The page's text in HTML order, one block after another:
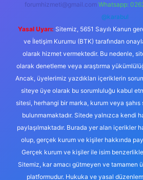
forumhizmeti@gmail.com Whatsapp:
@karabul
Yasal Uyarı: Sitemiz, 5651 Sayılı Kanun
ve İletişim Kurumu (BTK) tarafından
olarak hizmet vermektedir. Bu nedenle,
olarak denetleme veya araştırma
Ancak, üyelerimiz yazdıkları içeriklerin
siteye üye olarak bu sorumluluğu kabul
sitesi, herhangi bir marka, kurum veya şahıs
bulunmamaktadır. Sitede yalnızca kendi
paylaşılmaktadır. Burada yer alan içerikler
olup, gerçek kurum ve kişiler hakkında
Gerçek kurum ve kişiler ile isim
Sitemiz, kar amacı gütmeyen ve tamamen
platformudur. Hukuka ve yasal